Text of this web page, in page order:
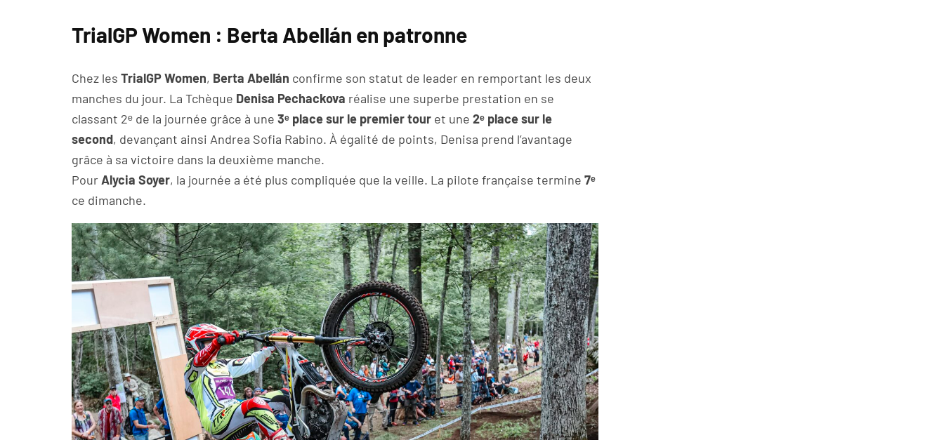
TrialGP Women : Berta Abellán en patronne
Chez les TrialGP Women, Berta Abellán confirme son statut de leader en remportant les deux
manches du jour. La Tchèque Denisa Pechackova réalise une superbe prestation en se
classant 2ᵉ de la journée grâce à une 3ᵉ place sur le premier tour et une 2ᵉ place sur le
second, devançant ainsi Andrea Sofia Rabino. À égalité de points, Denisa prend l’avantage
grâce à sa victoire dans la deuxième manche.
Pour Alycia Soyer, la journée a été plus compliquée que la veille. La pilote française termine 7ᵉ
ce dimanche.